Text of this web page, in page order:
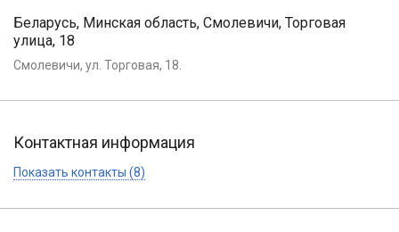
Беларусь, Минская область, Смолевичи, Торговая
улица, 18
Смолевичи, ул. Торговая, 18.
Контактная информация
Показать контакты (8)